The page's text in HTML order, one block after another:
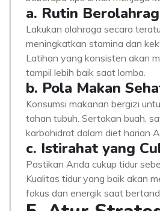
a. Rutin
Lakukan olahraga secara
meningkatkan stamina dan
Latihan yang konsisten akan
tampil lebih baik saat lomba.
b. Pola Makan
Konsumsi makanan bergizi
tahan tubuh. Sertakan buah,
karbohidrat dalam diet harian
c. Istirahat yang
Pastikan Anda cukup tidur
Kualitas tidur yang baik akan
fokus dan energik saat